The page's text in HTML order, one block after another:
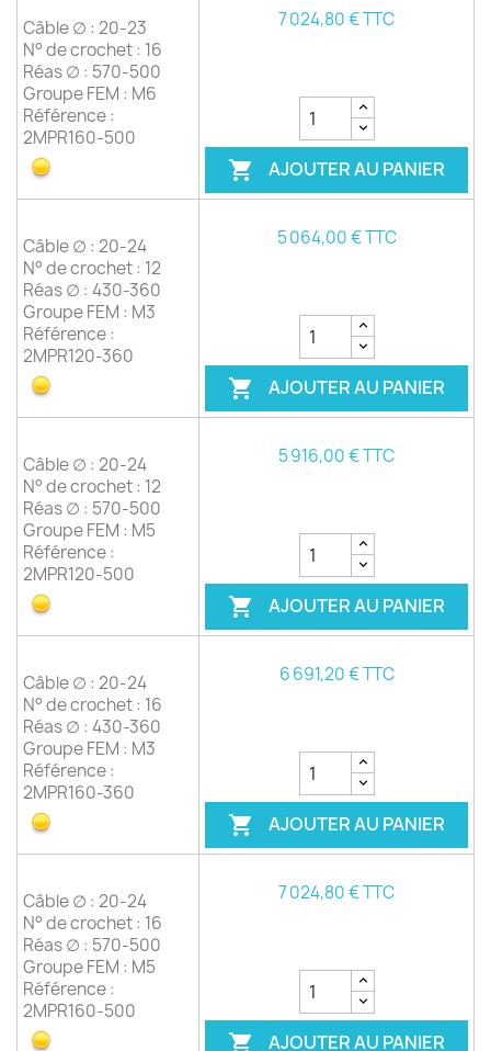
Câble ∅ : 20-23
N° de crochet : 16
Réas ∅ : 570-500
Groupe FEM : M6
Référence :
2MPR160-500
7 024,80 € TTC
 AJOUTER AU PANIER
Câble ∅ : 20-24
N° de crochet : 12
Réas ∅ : 430-360
Groupe FEM : M3
Référence :
2MPR120-360
5 064,00 € TTC
 AJOUTER AU PANIER
Câble ∅ : 20-24
N° de crochet : 12
Réas ∅ : 570-500
Groupe FEM : M5
Référence :
2MPR120-500
5 916,00 € TTC
 AJOUTER AU PANIER
Câble ∅ : 20-24
N° de crochet : 16
Réas ∅ : 430-360
Groupe FEM : M3
Référence :
2MPR160-360
6 691,20 € TTC
 AJOUTER AU PANIER
Câble ∅ : 20-24
N° de crochet : 16
Réas ∅ : 570-500
Groupe FEM : M5
Référence :
2MPR160-500
7 024,80 € TTC
 AJOUTER AU PANIER